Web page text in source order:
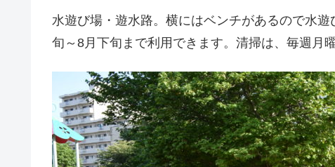
水遊び場・遊水路。横にはベンチがあるので水
旬～8月下旬まで利用できます。清掃は、毎週月